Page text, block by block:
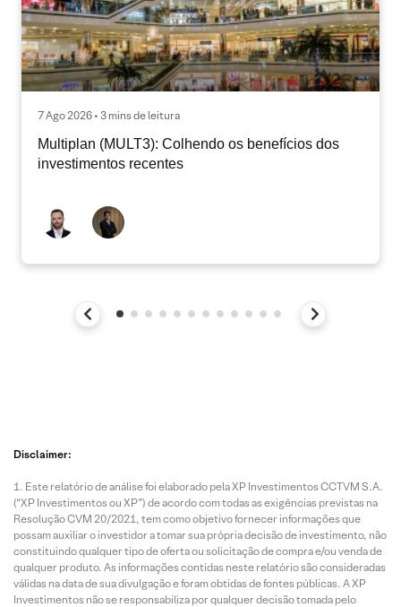
7 Ago 2026 • 3 mins de leitura
Multiplan (MULT3): Colhendo os benefícios dos
investimentos recentes
Disclaimer:
Este relatório de análise foi elaborado pela XP Investimentos CCTVM S.A.
(“XP Investimentos ou XP”) de acordo com todas as exigências previstas na
Resolução CVM 20/2021, tem como objetivo fornecer informações que
possam auxiliar o investidor a tomar sua própria decisão de investimento, não
constituindo qualquer tipo de oferta ou solicitação de compra e/ou venda de
qualquer produto. As informações contidas neste relatório são consideradas
válidas na data de sua divulgação e foram obtidas de fontes públicas. A XP
Investimentos não se responsabiliza por qualquer decisão tomada pelo